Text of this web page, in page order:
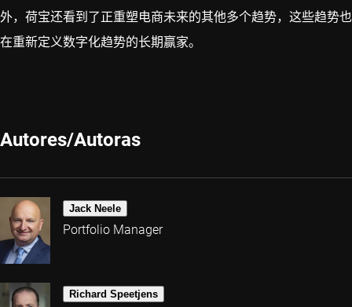
外，荷宝还看到了正重塑电商未来的其他多个趋势，这些趋势也
在重新定义数字化趋势的长期赢家。
Autores/Autoras
Jack Neele
Portfolio Manager
Richard Speetjens